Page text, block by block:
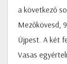
a következő
Mezőkövesd,
Újpest. A két
Vasas